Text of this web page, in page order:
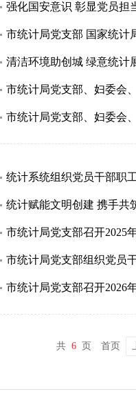
强化国安意识 彰显党员担
市统计局党支部 国家统计
清洁环境助创城 绿意统计
市统计局党支部、妇委会
统计系统组织党员干部职
统计赋能文明创建 携手共
市统计局党支部召开2025
市统计局党支部组织党员
市统计局党支部召开2026
共 6 页 首页